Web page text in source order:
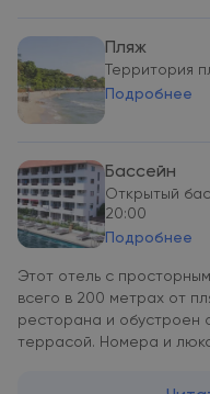
Пляж
Территория
Подробнее
Бассейн
Открытый
20:00
Подробнее
Этот отель с
всего в 200 метрах от
ресторана и обустроен
террасой. Номера и люксы отеля Jomtien Plaza с
современном стиле с